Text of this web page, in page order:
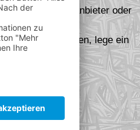
beim Reiseanbieter oder
mit dem Sparen, lege ein